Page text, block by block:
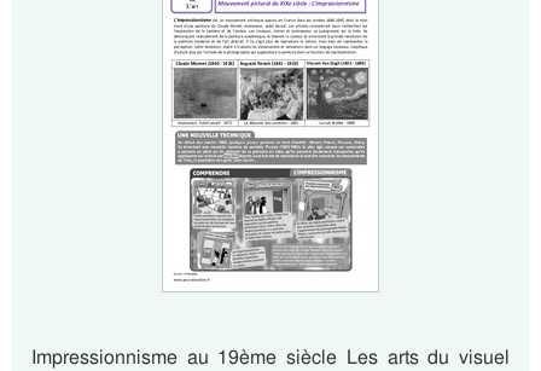
Impressionnisme au 19ème siècle Les arts du visuel